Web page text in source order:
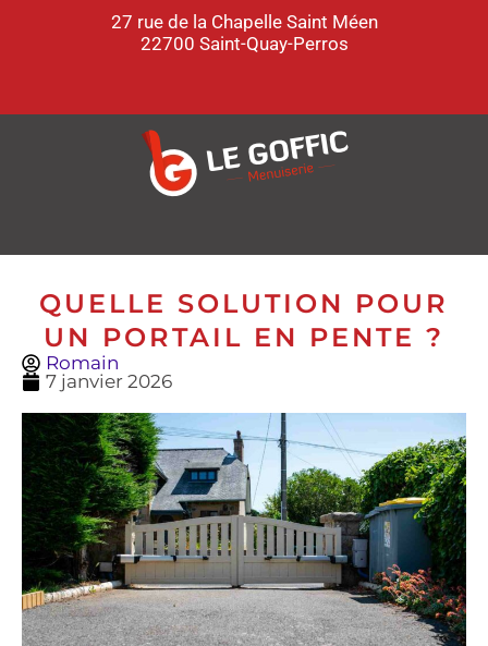
27 rue de la Chapelle Saint Méen
22700 Saint-Quay-Perros
QUELLE SOLUTION POUR
UN PORTAIL EN PENTE ?
Romain
7 janvier 2026